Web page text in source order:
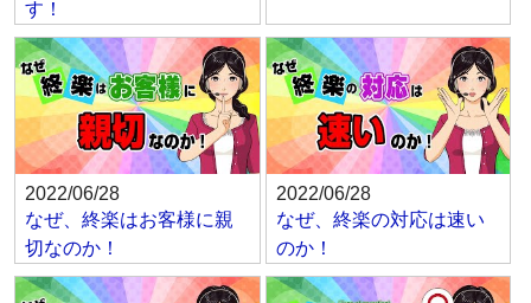
す！
2022/06/28
なぜ、終楽はお客様に親
切なのか！
2022/06/28
なぜ、終楽の対応は速い
のか！